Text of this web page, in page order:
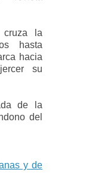
cruza la
hasta
hacia
su
de la
del
y de